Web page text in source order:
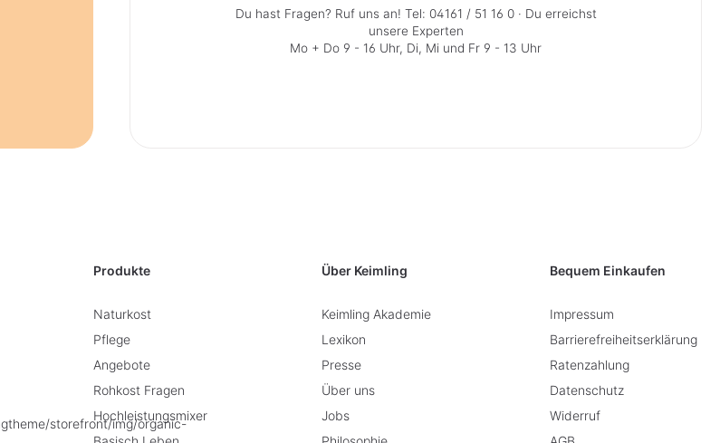
Du hast Fragen? Ruf uns an! Tel: 04161 / 51 16 0· Du erreichst
unsere Experten
Mo + Do 9 - 16 Uhr, Di, Mi und Fr 9 - 13 Uhr
Produkte
Naturkost
Pflege
Angebote
Rohkost Fragen
Hochleistungsmixer
Über Keimling
Keimling Akademie
Lexikon
Presse
Über uns
Jobs
Bequem Einkaufen
Impressum
Barrierefreiheitserklärung
Ratenzahlung
Datenschutz
Widerruf